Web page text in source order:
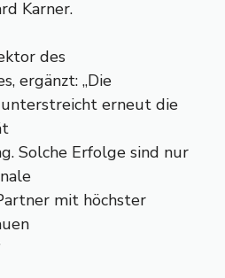
Karner.
des
ergänzt: „Die
erneut die
Solche Erfolge sind nur
mit höchster